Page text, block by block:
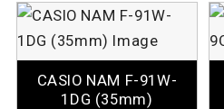
CASIO NAM F-91W-
1DG (35mm)